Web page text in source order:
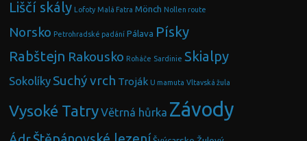
Liščí skály Lofoty Malá Fatra Mönch Nollen route
Norsko Petrohradské padání Pálava Písky
Rabštejn Rakousko Roháče Sardinie Skialpy
Sokolíky Suchý vrch Troják U mamuta Vltavská žula
Vysoké TatryVětrná hůrka Závody